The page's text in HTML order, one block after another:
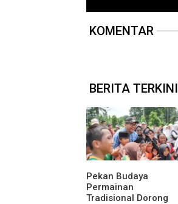
KOMENTAR
BERITA TERKINI
Pekan Budaya
Permainan
Tradisional Dorong